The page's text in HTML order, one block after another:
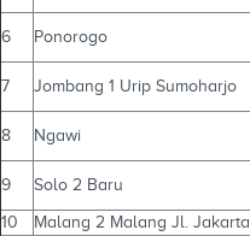
6 Ponorogo
7 Jombang 1 Urip Sumoharjo
8 Ngawi
9 Solo 2 Baru
10
Malang 2 Malang Jl. Jakarta